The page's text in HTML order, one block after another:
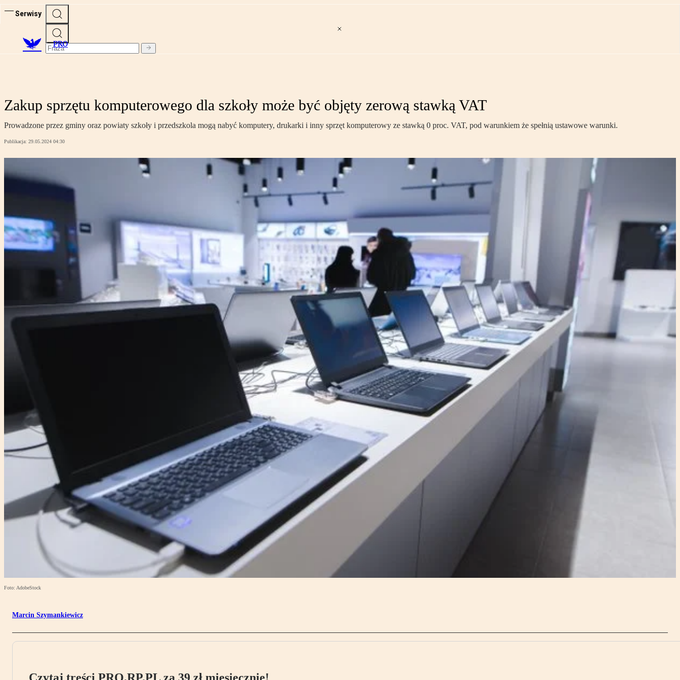
Serwisy
PRO
Zakup sprzętu komputerowego dla szkoły może być objęty zerową stawką VAT
Prowadzone przez gminy oraz powiaty szkoły i przedszkola mogą nabyć komputery, drukarki i inny sprzęt komputerowy ze stawką 0 proc. VAT, pod warunkiem że spełnią ustawowe warunki.
Publikacja: 29.05.2024 04:30
Foto: AdobeStock
Marcin Szymankiewicz